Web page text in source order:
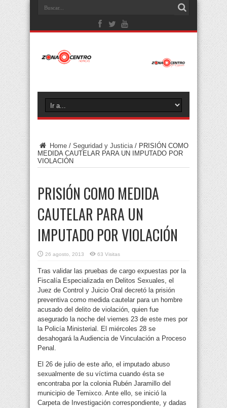
Home / Seguridad y Justicia / PRISIÓN COMO
MEDIDA CAUTELAR PARA UN IMPUTADO POR
VIOLACIÓN
PRISIÓN COMO MEDIDA
CAUTELAR PARA UN
IMPUTADO POR VIOLACIÓN
26 agosto, 2013 63 Visitas
Tras validar las pruebas de cargo expuestas por la
Fiscalía Especializada en Delitos Sexuales, el
Juez de Control y Juicio Oral decretó la prisión
preventiva como medida cautelar para un hombre
acusado del delito de violación, quien fue
asegurado la noche del viernes 23 de este mes por
la Policía Ministerial. El miércoles 28 se
desahogará la Audiencia de Vinculación a Proceso
Penal.
El 26 de julio de este año, el imputado abuso
sexualmente de su víctima cuando ésta se
encontraba por la colonia Rubén Jaramillo del
municipio de Temixco. Ante ello, se inició la
Carpeta de Investigación correspondiente, y dadas